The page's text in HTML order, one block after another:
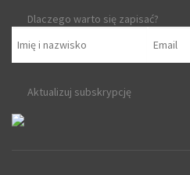
Dlaczego warto się zapisać?
Aktualizuj subskrypcję